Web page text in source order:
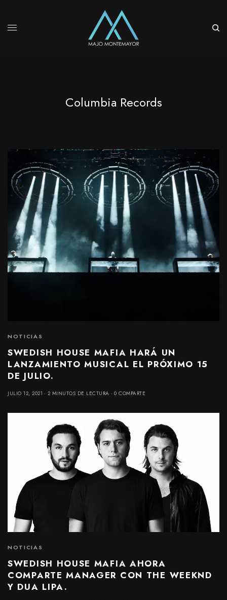
Columbia Records
NOTICIAS
SWEDISH HOUSE MAFIA HARÁ UN
LANZAMIENTO MUSICAL EL PRÓXIMO 15
DE JULIO.
JULIO 12, 2021 2 MINUTOS DE LECTURA 0 COMPARTE
NOTICIAS
SWEDISH HOUSE MAFIA AHORA
COMPARTE MANAGER CON THE WEEKND
Y DUA LIPA.